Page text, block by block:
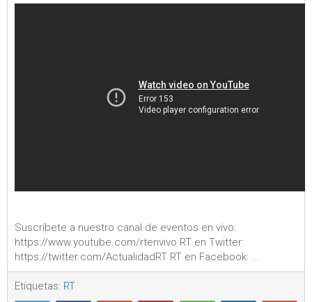
Suscríbete a nuestro canal de eventos en vivo:
https://www.youtube.com/rtenvivo RT en Twitter:
https://twitter.com/ActualidadRT RT en Facebook: ...
Etiquetas: RT